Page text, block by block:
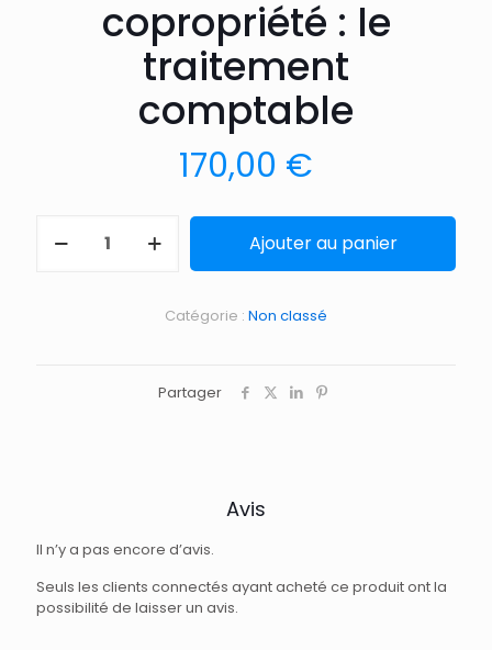
copropriété : le
traitement
comptable
170,00 €
Ajouter au panier
Catégorie : Non classé
Partager
Avis
Il n’y a pas encore d’avis.
Seuls les clients connectés ayant acheté ce produit ont la
possibilité de laisser un avis.